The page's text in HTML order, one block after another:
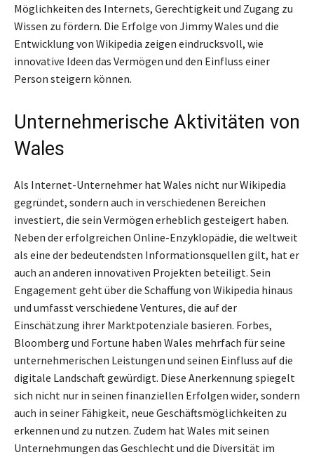
Möglichkeiten des Internets, Gerechtigkeit und Zugang zu
Wissen zu fördern. Die Erfolge von Jimmy Wales und die
Entwicklung von Wikipedia zeigen eindrucksvoll, wie
innovative Ideen das Vermögen und den Einfluss einer
Person steigern können.
Unternehmerische Aktivitäten von
Wales
Als Internet-Unternehmer hat Wales nicht nur Wikipedia
gegründet, sondern auch in verschiedenen Bereichen
investiert, die sein Vermögen erheblich gesteigert haben.
Neben der erfolgreichen Online-Enzyklopädie, die weltweit
als eine der bedeutendsten Informationsquellen gilt, hat er
auch an anderen innovativen Projekten beteiligt. Sein
Engagement geht über die Schaffung von Wikipedia hinaus
und umfasst verschiedene Ventures, die auf der
Einschätzung ihrer Marktpotenziale basieren. Forbes,
Bloomberg und Fortune haben Wales mehrfach für seine
unternehmerischen Leistungen und seinen Einfluss auf die
digitale Landschaft gewürdigt. Diese Anerkennung spiegelt
sich nicht nur in seinen finanziellen Erfolgen wider, sondern
auch in seiner Fähigkeit, neue Geschäftsmöglichkeiten zu
erkennen und zu nutzen. Zudem hat Wales mit seinen
Unternehmungen das Geschlecht und die Diversität im